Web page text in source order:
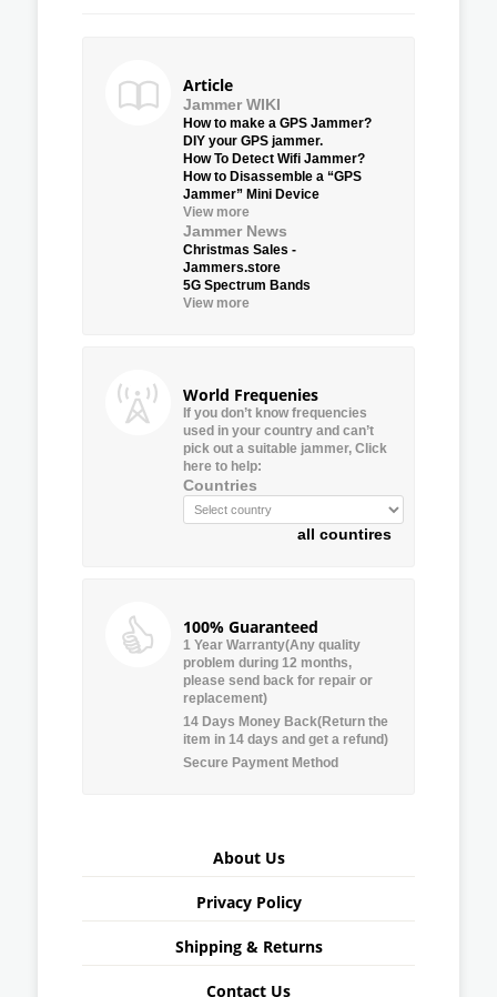
Article
Jammer WIKI
How to make a GPS Jammer?
DIY your GPS jammer.
How To Detect Wifi Jammer?
How to Disassemble a “GPS
Jammer” Mini Device
View more
Jammer News
Christmas Sales -
Jammers.store
5G Spectrum Bands
View more
World Frequenies
If you don’t know frequencies
used in your country and can’t
pick out a suitable jammer, Click
here to help:
Countries
all countires
100% Guaranteed
1 Year Warranty(Any quality
problem during 12 months,
please send back for repair or
replacement)
14 Days Money Back(Return the
item in 14 days and get a refund)
Secure Payment Method
About Us
Privacy Policy
Shipping & Returns
Contact Us